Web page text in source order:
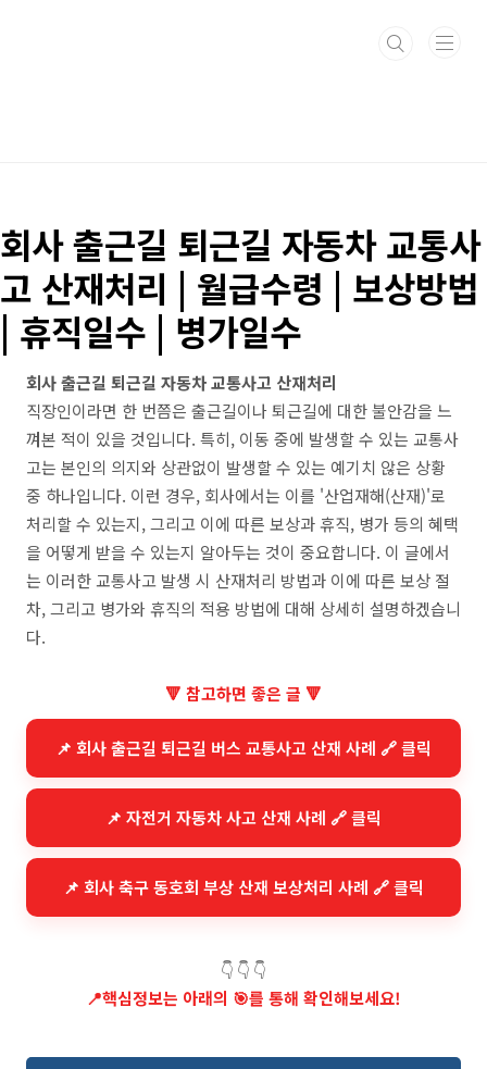
회사 출근길 퇴근길 자동차 교통사
고 산재처리 | 월급수령 | 보상방법
| 휴직일수 | 병가일수
회사 출근길 퇴근길 자동차 교통사고 산재처리
직장인이라면 한 번쯤은 출근길이나 퇴근길에 대한 불안감을 느
껴본 적이 있을 것입니다. 특히, 이동 중에 발생할 수 있는 교통사
고는 본인의 의지와 상관없이 발생할 수 있는 예기치 않은 상황
중 하나입니다. 이런 경우, 회사에서는 이를 '산업재해(산재)'로
처리할 수 있는지, 그리고 이에 따른 보상과 휴직, 병가 등의 혜택
을 어떻게 받을 수 있는지 알아두는 것이 중요합니다. 이 글에서
는 이러한 교통사고 발생 시 산재처리 방법과 이에 따른 보상 절
차, 그리고 병가와 휴직의 적용 방법에 대해 상세히 설명하겠습니
다.
🔻 참고하면 좋은 글 🔻
📌 회사 출근길 퇴근길 버스 교통사고 산재 사례 🔗 클릭
📌 자전거 자동차 사고 산재 사례 🔗 클릭
📌 회사 축구 동호회 부상 산재 보상처리 사례 🔗 클릭
👇 👇 👇
📍핵심정보는 아래의 🎯를 통해 확인해보세요!